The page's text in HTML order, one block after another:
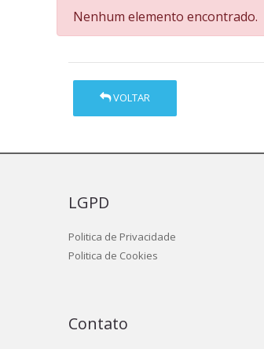
Nenhum elemento encontrado.
VOLTAR
LGPD
Politica de Privacidade
Politica de Cookies
Contato